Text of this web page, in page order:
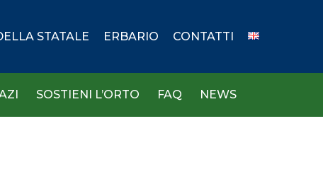
STATALE ERBARIO CONTATTI
SOSTIENI L’ORTO FAQ NEWS